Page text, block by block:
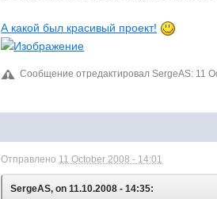
А какой был красивый проект!
Сообщение отредактировал SergeAS: 11
Отправлено 11 October 2008 - 14:01
SergeAS, on 11.10.2008 - 14:35: